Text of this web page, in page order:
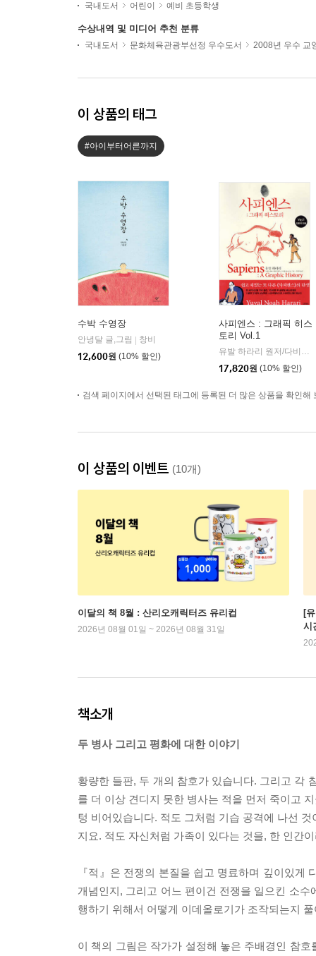
국내도서
어린이 예비 초등학생
수상내역 및 미디어 추천 분류
국내도서 문화체육관광부선정 우수도서 2008년 우수 교
이 상품의 태그
#아이부터어른까지
수박 수영장
안녕달 글,그림
창비
12,600원 (10% 할인)
사피엔스 : 그래픽 히스
토리 Vol.1
유발 하라리 원저/다비드 반데르묄렝 각색/다니엘 카사나브 그림/김명주 역
17,820원 (10% 할인)
검색 페이지에서 선택된 태그에 등록된 더 많은 상품을 확인해
이 상품의 이벤트 (10개)
이달의 책 8월 : 산리오캐릭터즈 유리컵
2026년 08월 01일 ~ 2026년 08월 31일
[
시
책소개
두 병사 그리고 평화에 대한 이야기
황량한 들판, 두 개의 참호가 있습니다. 그리고 각
를 더 이상 견디지 못한 병사는 적을 먼저 죽이고
텅 비어있습니다. 적도 그처럼 기습 공격에 나선
지요. 적도 자신처럼 가족이 있다는 것을, 한 인간
『적』은 전쟁의 본질을 쉽고 명료하며 깊이있게
개념인지, 그리고 어느 편이건 전쟁을 일으킨 소
행하기 위해서 어떻게 이데올로기가 조작되는지
이 책의 그림은 작가가 설정해 놓은 주배경인 참